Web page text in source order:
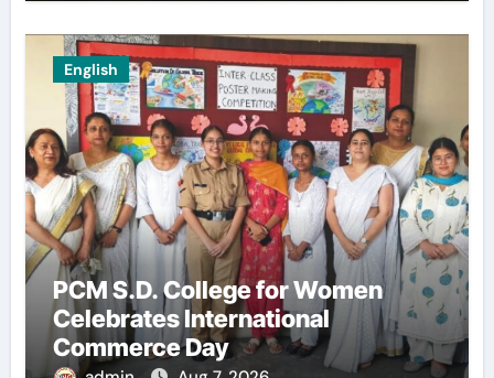
English
PCM S.D. College for Women
Celebrates International
Commerce Day